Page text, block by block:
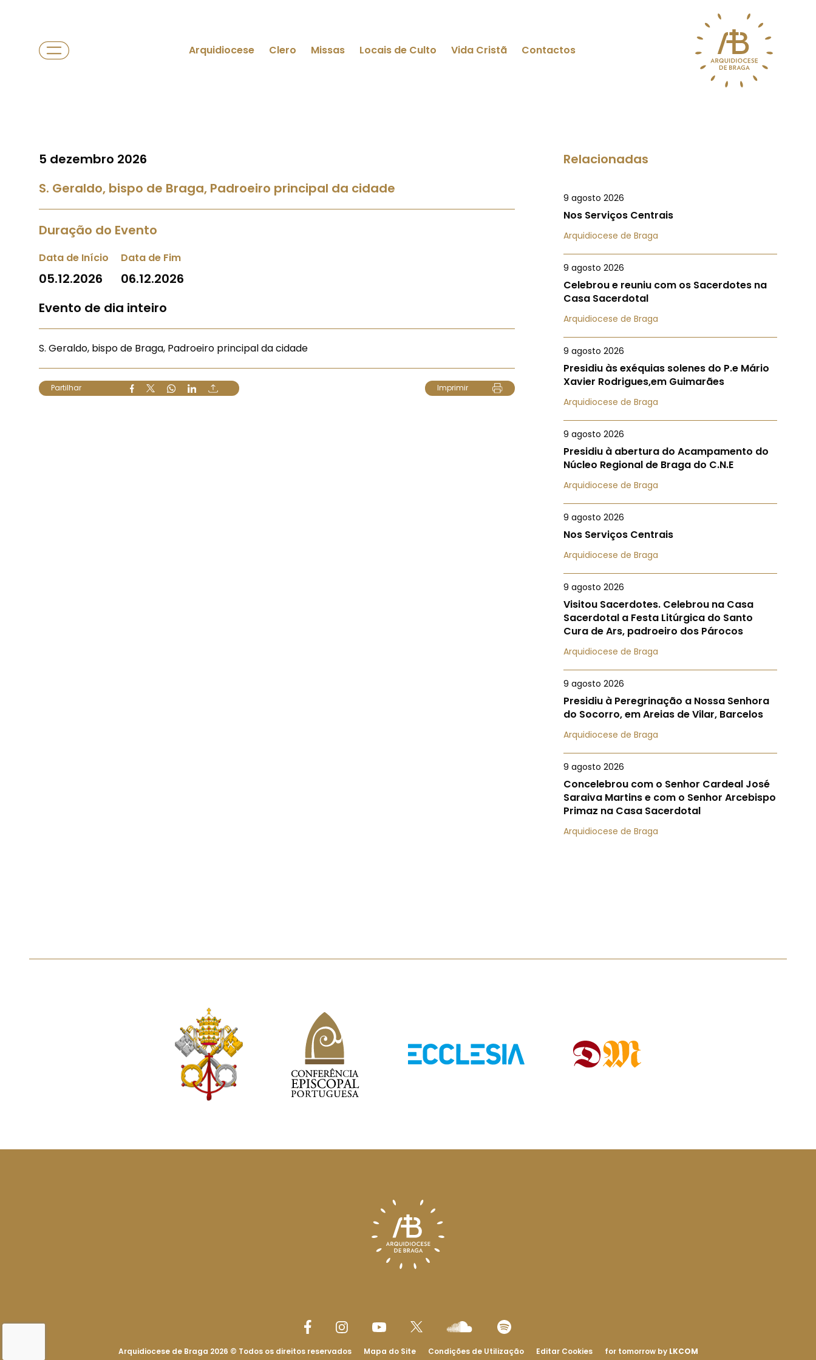
Arquidiocese Clero Missas Locais de Culto Vida Cristã Contactos
5 dezembro 2026
S. Geraldo, bispo de Braga, Padroeiro principal da cidade
Duração do Evento
Data de Início
05.12.2026
Data de Fim
06.12.2026
Evento de dia inteiro
S. Geraldo, bispo de Braga, Padroeiro principal da cidade
Partilhar Imprimir
Relacionadas
9 agosto 2026
Nos Serviços Centrais
Arquidiocese de Braga
9 agosto 2026
Celebrou e reuniu com os Sacerdotes na
Casa Sacerdotal
Arquidiocese de Braga
9 agosto 2026
Presidiu às exéquias solenes do P.e Mário
Xavier Rodrigues,em Guimarães
Arquidiocese de Braga
9 agosto 2026
Presidiu à abertura do Acampamento do
Núcleo Regional de Braga do C.N.E
Arquidiocese de Braga
9 agosto 2026
Nos Serviços Centrais
Arquidiocese de Braga
9 agosto 2026
Visitou Sacerdotes. Celebrou na Casa
Sacerdotal a Festa Litúrgica do Santo
Cura de Ars, padroeiro dos Párocos
Arquidiocese de Braga
9 agosto 2026
Presidiu à Peregrinação a Nossa Senhora
do Socorro, em Areias de Vilar, Barcelos
Arquidiocese de Braga
9 agosto 2026
Concelebrou com o Senhor Cardeal José
Saraiva Martins e com o Senhor Arcebispo
Primaz na Casa Sacerdotal
Arquidiocese de Braga
Arquidiocese de Braga 2026 © Todos os direitos reservados Mapa do Site Condições de Utilização Editar Cookies for tomorrow by LKCOM